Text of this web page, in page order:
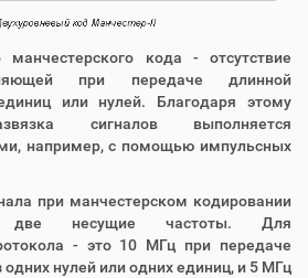
манчестерского кода - отсутствие
при передаче длинной
или нулей. Благодаря этому
сигналов выполняется
например, с помощью импульсных
при манчестерском кодировании
две несущие частоты. Для
- это 10 МГц при передаче
одних нулей или одних единиц, и 5 МГц